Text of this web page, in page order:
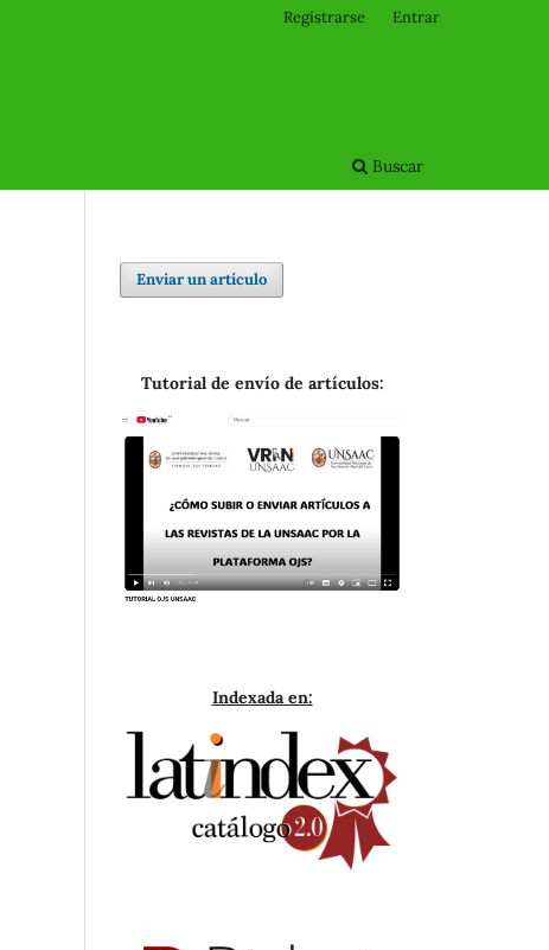
Buscar
Registrarse Entrar
Enviar un artículo
Tutorial de envío de artículos:
Indexada en: